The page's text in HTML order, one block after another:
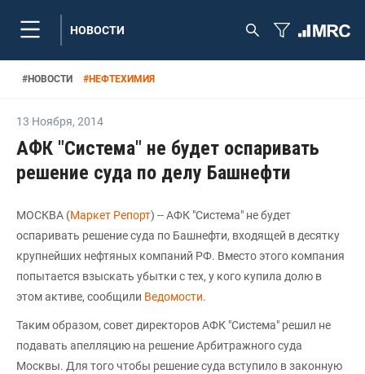
НОВОСТИ
#НОВОСТИ #НЕФТЕХИМИЯ
13 Ноября, 2014
АФК "Система" не будет оспаривать
решение суда по делу Башнефти
МОСКВА (Маркет Репорт) -- АФК "Система" не будет
оспаривать решение суда по Башнефти, входящей в десятку
крупнейших нефтяных компаний РФ. Вместо этого компания
попытается взыскать убытки с тех, у кого купила долю в
этом активе, сообщили Ведомости.
Таким образом, совет директоров АФК "Система" решил не
подавать апелляцию на решение Арбитражного суда
Москвы. Для того чтобы решение суда вступило в законную